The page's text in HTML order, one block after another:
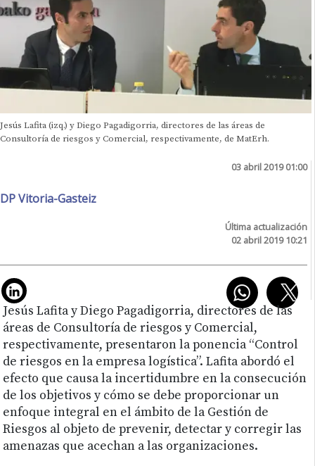
Jesús Lafita (izq.) y Diego Pagadigorria, directores de las áreas de
Consultoría de riesgos y Comercial, respectivamente, de MatErh.
03 abril 2019 01:00
DP Vitoria-Gasteiz
Última actualización
02 abril 2019 10:21
Jesús Lafita y Diego Pagadigorria, directores de las
áreas de Consultoría de riesgos y Comercial,
respectivamente, presentaron la ponencia “Control
de riesgos en la empresa logística”. Lafita abordó el
efecto que causa la incertidumbre en la consecución
de los objetivos y cómo se debe proporcionar un
enfoque integral en el ámbito de la Gestión de
Riesgos al objeto de prevenir, detectar y corregir las
amenazas que acechan a las organizaciones.